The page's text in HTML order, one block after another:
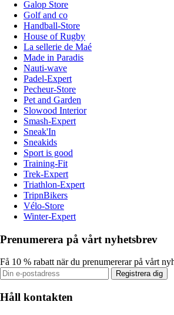
Galop Store
Golf and co
Handball-Store
House of Rugby
La sellerie de Maé
Made in Paradis
Nauti-wave
Padel-Expert
Pecheur-Store
Pet and Garden
Slowood Interior
Smash-Expert
Sneak'In
Sneakids
Sport is good
Training-Fit
Trek-Expert
Triathlon-Expert
TripnBikers
Vélo-Store
Winter-Expert
Prenumerera på vårt nyhetsbrev
Få 10 % rabatt när du prenumererar på vårt
Registrera dig
Håll kontakten